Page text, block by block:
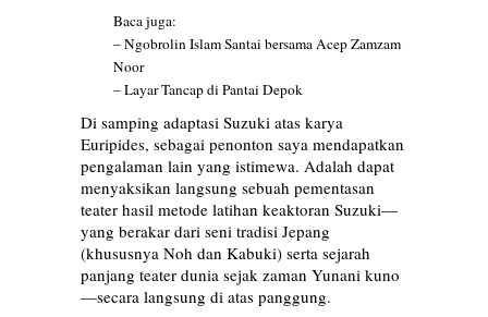
Baca juga:
–Ngobrolin Islam Santai bersama Acep Zamzam
Noor
–Layar Tancap di Pantai Depok
Di samping adaptasi Suzuki atas karya
Euripides, sebagai penonton saya mendapatkan
pengalaman lain yang istimewa. Adalah dapat
menyaksikan langsung sebuah pementasan
teater hasil metode latihan keaktoran Suzuki—
yang berakar dari seni tradisi Jepang
(khususnya Noh dan Kabuki) serta sejarah
panjang teater dunia sejak zaman Yunani kuno
—secara langsung di atas panggung.